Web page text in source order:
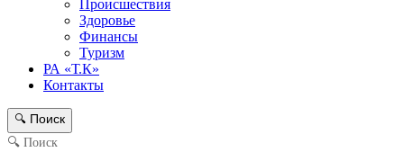
Происшествия
Здоровье
Финансы
Туризм
РА «Т.К»
Контакты
🔍 Поиск
🔍 Поиск